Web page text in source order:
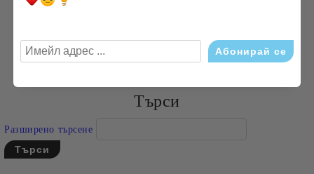
БДС;
Търси
Разширено търсене